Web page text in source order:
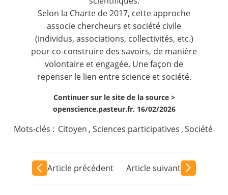
Selon la Charte de 2017, cette approche
associe chercheurs et société civile
(individus, associations, collectivités, etc.)
pour co-construire des savoirs, de manière
volontaire et engagée. Une façon de
repenser le lien entre science et société.
Continuer sur le site de la source >
openscience.pasteur.fr, 16/02/2026
Mots-clés : Citoyen , Sciences participatives ,Société
Article précédent Article suivant